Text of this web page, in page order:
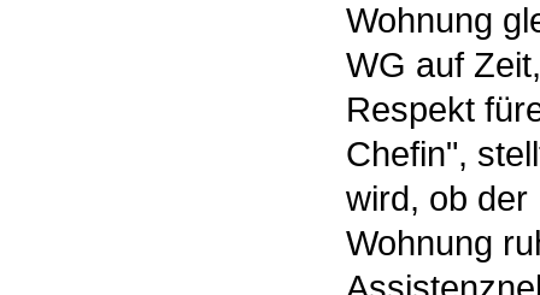
Wohnung
WG auf
Respekt
Chefin",
wird, ob der
Wohnung